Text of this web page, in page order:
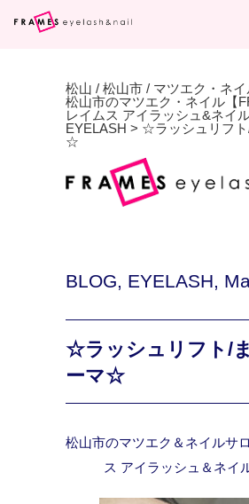
松山 / 松山市 / マツエク・ネイ
松山市のマツエク・ネイル【
レイムス アイラッシュ&ネイ
EYELASH > ☆ラッシュリフ
☆
BLOG, EYELASH,
☆ラッシュリフト/
ーマ☆
松山市のマツエク＆ネイルサ
ス アイラッシュ＆ネイ